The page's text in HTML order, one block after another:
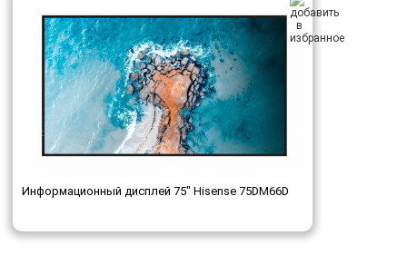
Информационный дисплей 75" Hisense 75DM66D